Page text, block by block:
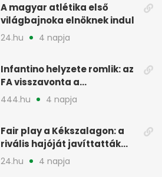
A magyar atlétika első
világbajnoka elnöknek indul
24.hu 4 napja
Infantino helyzete romlik: az
FA visszavonta a
támogatását, jöhet a
444.hu 4 napja
Fair play a Kékszalagon: a
rivális hajóját javíttatták
meg
24.hu 4 napja